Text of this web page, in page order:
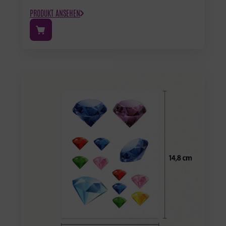
PRODUKT ANSEHEN